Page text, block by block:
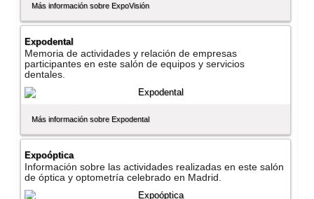
Más información sobre ExpoVisión
Expodental
Memoria de actividades y relación de empresas
participantes en este salón de equipos y servicios
dentales.
Más información sobre Expodental
Expoóptica
Información sobre las actividades realizadas en este salón
de óptica y optometrí­a celebrado en Madrid.